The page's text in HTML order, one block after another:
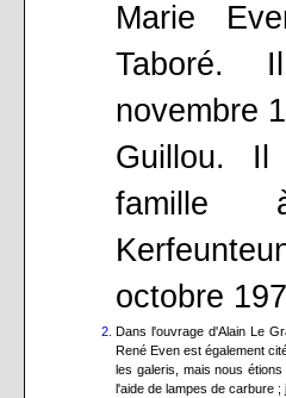
Marie
Taboré.
novembre
Guillou.
famille
octobre
Dans l'ouvrage d'Alain Le
René Even est également cité : «
les galeris, mais nous
l'aide de lampes de carbure